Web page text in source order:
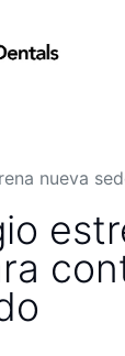
nueva sede